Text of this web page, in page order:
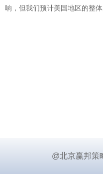
响，但我们预计美国地区的整
@北京赢邦策